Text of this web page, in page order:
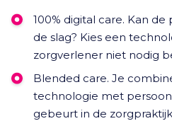
100% digital care. Kan
de slag? Kies een
zorgverlener niet nodig
Blended care. Je
technologie met
gebeurt in de